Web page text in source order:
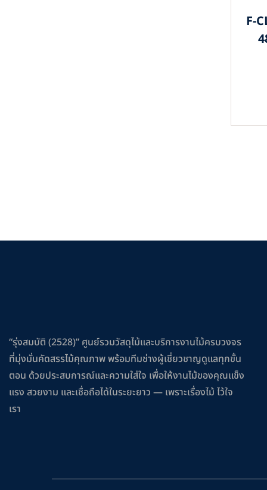
F-
“รุ่งสมบัติ (2528)” ศูนย์รวมวัสดุไม้และบริการงานไม้ครบวงจร
ที่มุ่งมั่นคัดสรรไม้คุณภาพ พร้อมทีมช่างผู้เชี่ยวชาญดูแลทุกขั้น
ตอน ด้วยประสบการณ์และความใส่ใจ เพื่อให้งานไม้ของคุณแข็ง
แรง สวยงาม และเชื่อถือได้ในระยะยาว — เพราะเรื่องไม้ ไว้ใจ
เรา